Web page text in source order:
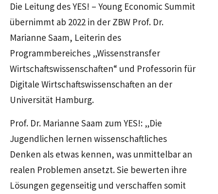
Die Leitung des YES! – Young Economic Summit
übernimmt ab 2022 in der ZBW Prof. Dr.
Marianne Saam, Leiterin des
Programmbereiches „Wissenstransfer
Wirtschaftswissenschaften“ und Professorin für
Digitale Wirtschaftswissenschaften an der
Universität Hamburg.
Prof. Dr. Marianne Saam zum YES!: „Die
Jugendlichen lernen wissenschaftliches
Denken als etwas kennen, was unmittelbar an
realen Problemen ansetzt. Sie bewerten ihre
Lösungen gegenseitig und verschaffen somit